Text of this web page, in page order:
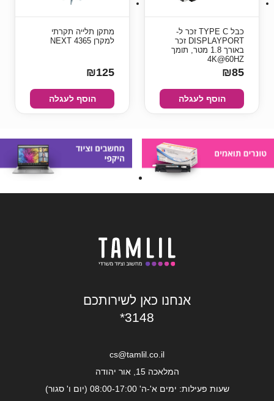
כבל TYPE C זכר ל-
DISPLAYPORT זכר
באורך 1.8 מטר, תומך
4K@60HZ
₪85
הוסף לעגלה
מתקן תלייה תקרתי
למקרן NEXT 4365
₪125
הוסף לעגלה
אנחנו כאן לשירותכם
*3148
cs@tamlil.co.il
המלאכה 15, אור יהודה
שעות פעילות: ימים א'-ה' 08:00-17:00 (יום ו' סגור)